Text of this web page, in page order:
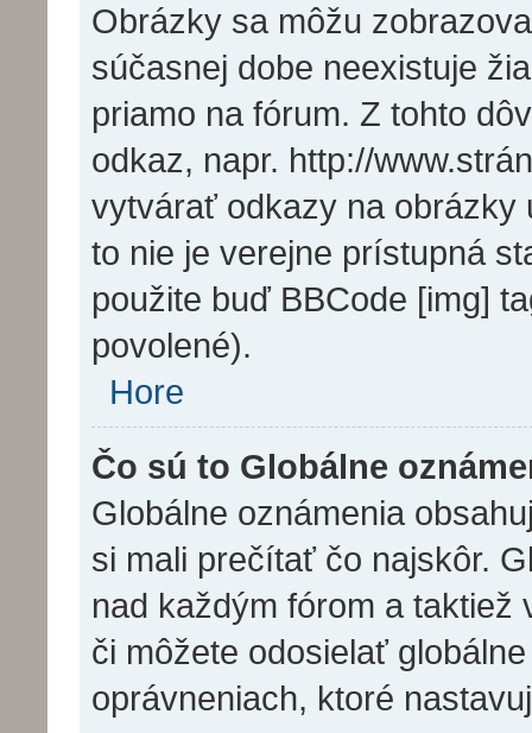
Obrázky sa môžu
súčasnej dobe neexistuje
priamo na fórum. Z tohto
odkaz, napr. http://
vytvárať odkazy na obrázky
to nie je verejne prístupná
použite buď BBCode [img]
povolené).
Hore
Čo sú to Globálne
Globálne oznámenia
si mali prečítať čo najskôr.
nad každým fórom a taktiež
či môžete odosielať
oprávneniach, ktoré